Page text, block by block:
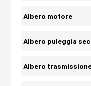
Albero motore
Albero puleggia
Albero trasmissione